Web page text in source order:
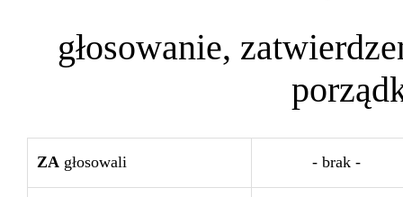
głosowanie,
ZA głosowali - brak -